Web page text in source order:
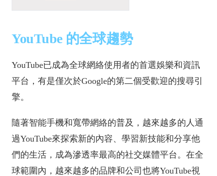
YouTube 的全球趨勢
YouTube已成為全球網絡使用者的首選娛樂和資訊
平台，有是僅次於Google的第二個受歡迎的搜尋引
擎。
隨著智能手機和寬帶網絡的普及，越來越多的人通
過YouTube來探索新的內容、學習新技能和分享他
們的生活，成為滲透率最高的社交媒體平台。在全
球範圍內，越來越多的品牌和公司也將YouTube視